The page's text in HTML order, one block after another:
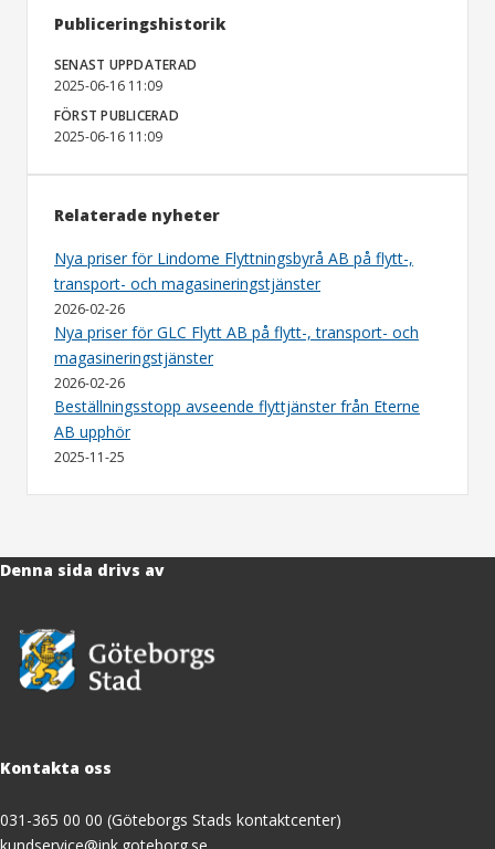
Publiceringshistorik
SENAST UPPDATERAD
2025-06-16 11:09
FÖRST PUBLICERAD
2025-06-16 11:09
Relaterade nyheter
Nya priser för Lindome Flyttningsbyrå AB på flytt-,
transport- och magasineringstjänster
2026-02-26
Nya priser för GLC Flytt AB på flytt-, transport- och
magasineringstjänster
2026-02-26
Beställningsstopp avseende flyttjänster från Eterne
AB upphör
2025-11-25
Denna sida drivs av
Kontakta oss
031-365 00 00 (Göteborgs Stads kontaktcenter)